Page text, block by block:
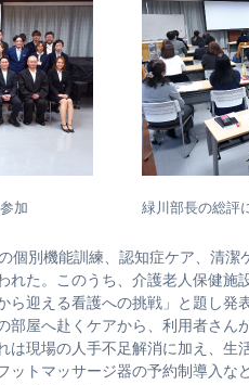
加 緑川部長の総評
個別機能訓練、認知症ケア、清潔
れた。このうち、介護老人保健施
ら迎える看護への挑戦」と題し発
部屋へ赴くケアから、利用者さん
は現場の人手不足解消に加え、生
ットマッサージ器の予約制導入な